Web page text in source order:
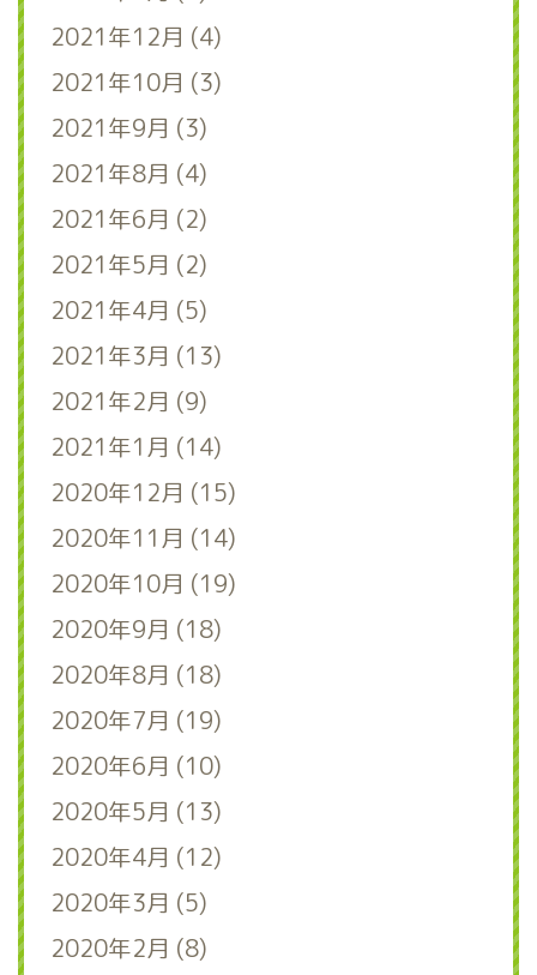
2021年12月 (4)
2021年10月 (3)
2021年9月 (3)
2021年8月 (4)
2021年6月 (2)
2021年5月 (2)
2021年4月 (5)
2021年3月 (13)
2021年2月 (9)
2021年1月 (14)
2020年12月 (15)
2020年11月 (14)
2020年10月 (19)
2020年9月 (18)
2020年8月 (18)
2020年7月 (19)
2020年6月 (10)
2020年5月 (13)
2020年4月 (12)
2020年3月 (5)
2020年2月 (8)